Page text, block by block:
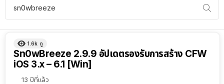
1.6k ดู
Sn0wBreeze 2.9.9 อัปเดตรองรับการสร้าง CFW
iOS 3.x – 6.1 [Win]
13 ปีที่แล้ว